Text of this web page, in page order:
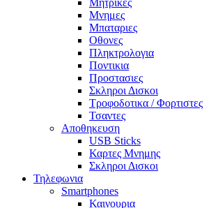
Μητρικες
Μνημες
Μπαταριες
Οθονες
Πληκτρολογια
Ποντικια
Προστασιες
Σκληροι Δισκοι
Τροφοδοτικα / Φορτιστες
Τσαντες
Αποθηκευση
USB Sticks
Καρτες Μνημης
Σκληροι Δισκοι
Τηλεφωνια
Smartphones
Καινουρια